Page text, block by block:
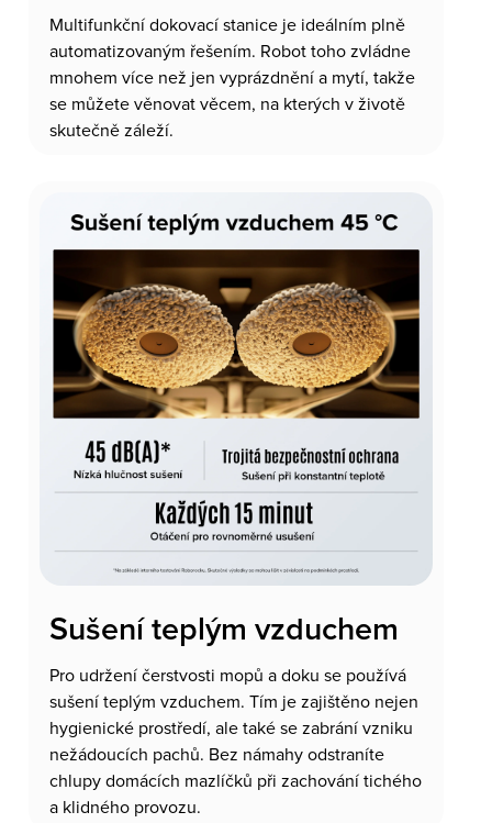
Multifunkční dokovací stanice je ideálním plně
automatizovaným řešením. Robot toho zvládne
mnohem více než jen vyprázdnění a mytí, takže
se můžete věnovat věcem, na kterých v životě
skutečně záleží.
Sušení teplým vzduchem
Pro udržení čerstvosti mopů a doku se používá
sušení teplým vzduchem. Tím je zajištěno nejen
hygienické prostředí, ale také se zabrání vzniku
nežádoucích pachů. Bez námahy odstraníte
chlupy domácích mazlíčků při zachování tichého
a klidného provozu.